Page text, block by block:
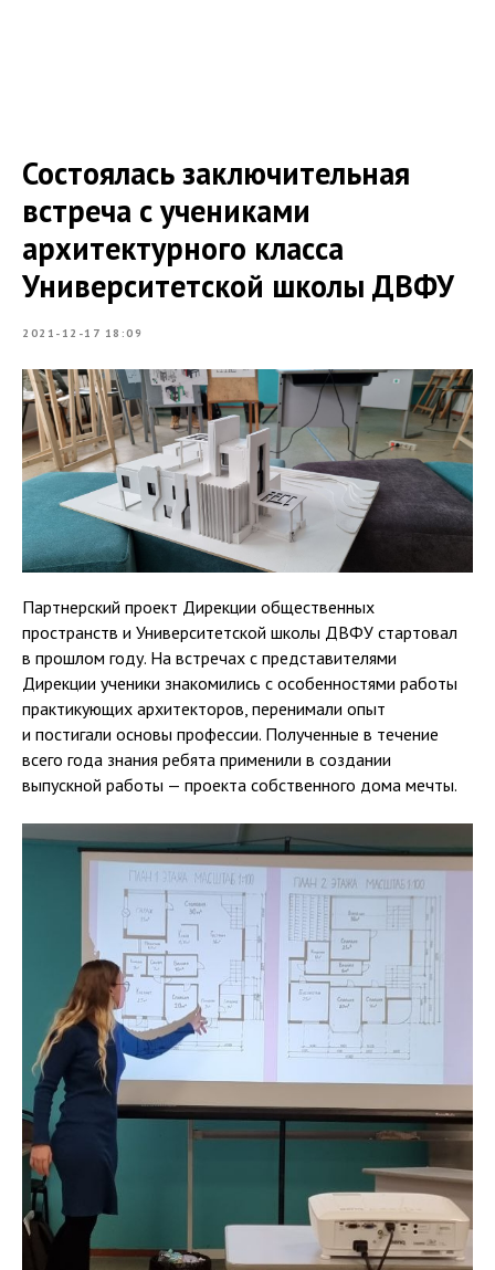
Состоялась заключительная
встреча с учениками
архитектурного класса
Университетской школы ДВФУ
2021-12-17 18:09
Партнерский проект Дирекции общественных
пространств и Университетской школы ДВФУ стартовал
в прошлом году. На встречах с представителями
Дирекции ученики знакомились с особенностями работы
практикующих архитекторов, перенимали опыт
и постигали основы профессии. Полученные в течение
всего года знания ребята применили в создании
выпускной работы — проекта собственного дома мечты.